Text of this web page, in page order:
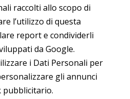
raccolti allo scopo di
l’utilizzo di questa
report e condividerli
da Google.
i Dati Personali per
gli annunci